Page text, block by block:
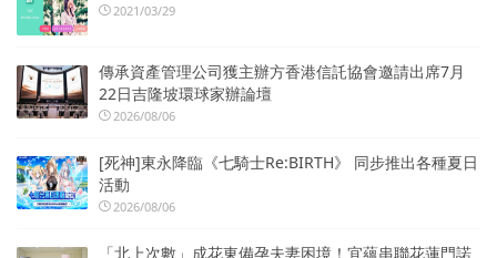
2021/03/29
傳承資產管理公司獲主辦方香港信託協會邀請出席7月
22日吉隆坡環球家辦論壇
2026/08/06
[死神]東永降臨《七騎士Re:BIRTH》 同步推出各種夏日
活動
2026/08/06
「北上次數」成花東備孕夫妻困境！宜蘊串聯花蓮門諾